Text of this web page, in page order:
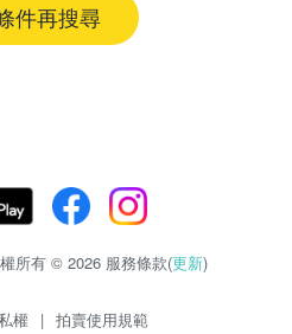
件再搜尋
所有 © 2026 服務條款(更新)
權 | 拍賣使用規範